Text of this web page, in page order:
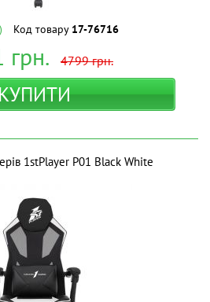
Код товару 17-76716
грн. 4799грн.
1stPlayer P01 Black White